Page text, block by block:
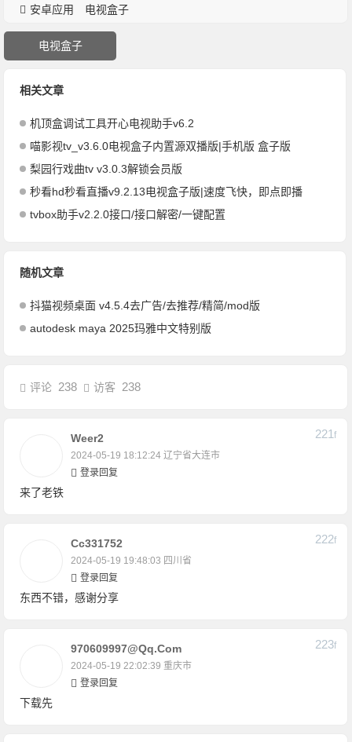
安卓应用 电视盒子
电视盒子
相关文章
机顶盒调试工具开心电视助手v6.2
喵影视tv_v3.6.0电视盒子内置源双播版|手机版 盒子版
梨园行戏曲tv v3.0.3解锁会员版
秒看hd秒看直播v9.2.13电视盒子版|速度飞快，即点即播
tvbox助手v2.2.0接口/接口解密/一键配置
随机文章
抖猫视频桌面 v4.5.4去广告/去推荐/精简/mod版
autodesk maya 2025玛雅中文特别版
评论 238 访客 238
Weer2
2024-05-19 18:12:24 辽宁省大连市
221F
登录回复
来了老铁
Cc331752
2024-05-19 19:48:03 四川省
222F
登录回复
东西不错，感谢分享
970609997@qq.com
2024-05-19 22:02:39 重庆市
223F
登录回复
下载先